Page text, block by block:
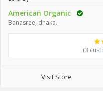
American Organic
Banasree, dhaka.
(3
Visit Store